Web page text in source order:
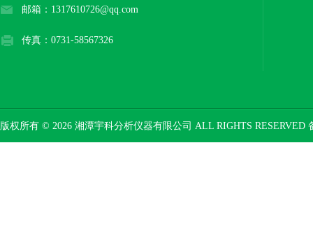
邮箱：1317610726@qq.com
传真：0731-58567326
版权所有 © 2026 湘潭宇科分析仪器有限公司 ALL RIGHTS RESERVED